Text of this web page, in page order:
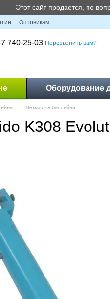
Этот сайт продается, по
Оптовикам
740-25-03 Перезвонить вам?
Оборудование
Щетки для бассейна
K308